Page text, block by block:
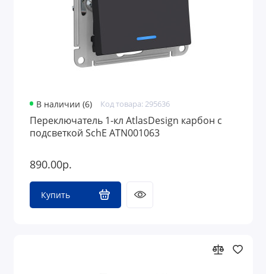
В наличии (6) Код товара: 295636
Переключатель 1-кл AtlasDesign карбон с
подсветкой SchE ATN001063
890.00р.
Купить